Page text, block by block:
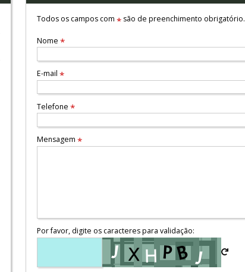
Todos os campos com *são de preenchimento obrigatório.
Nome *
E-mail *
Telefone *
Mensagem *
Por favor, digite os caracteres para validação: